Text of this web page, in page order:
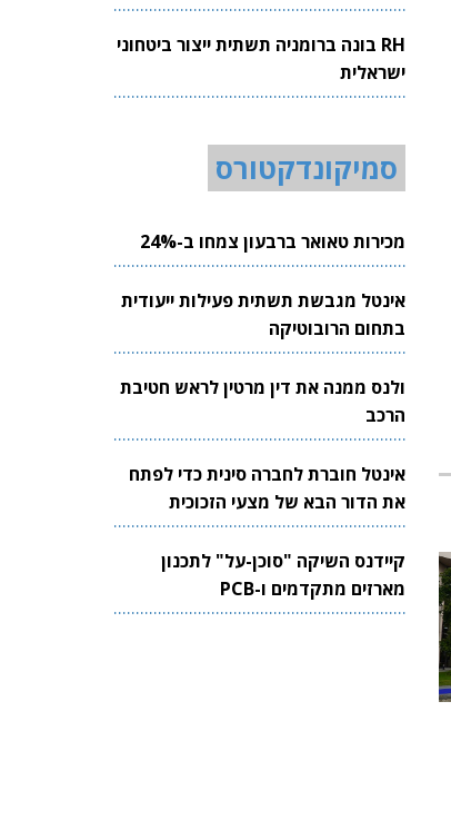
RH בונה ברומניה תשתית ייצור ביטחוני
ישראלית
סמיקונדקטורס
מכירות טאואר ברבעון צמחו ב-24%
אינטל מגבשת תשתית פעילות ייעודית
בתחום הרובוטיקה
ולנס ממנה את דין מרטין לראש חטיבת
הרכב
אינטל חוברת לחברה סינית כדי לפתח
את הדור הבא של מצעי הזכוכית
לשבבים
קיידנס השיקה "סוכן-על" לתכנון
מארזים מתקדמים ו-PCB